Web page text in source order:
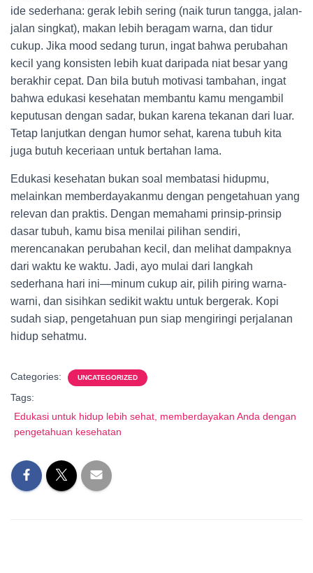
ide sederhana: gerak lebih sering (naik turun tangga, jalan-
jalan singkat), makan lebih beragam warna, dan tidur
cukup. Jika mood sedang turun, ingat bahwa perubahan
kecil yang konsisten lebih kuat daripada niat besar yang
berakhir cepat. Dan bila butuh motivasi tambahan, ingat
bahwa edukasi kesehatan membantu kamu mengambil
keputusan dengan sadar, bukan karena tekanan dari luar.
Tetap lanjutkan dengan humor sehat, karena tubuh kita
juga butuh keceriaan untuk bertahan lama.
Edukasi kesehatan bukan soal membatasi hidupmu,
melainkan memberdayakanmu dengan pengetahuan yang
relevan dan praktis. Dengan memahami prinsip-prinsip
dasar tubuh, kamu bisa menilai pilihan sendiri,
merencanakan perubahan kecil, dan melihat dampaknya
dari waktu ke waktu. Jadi, ayo mulai dari langkah
sederhana hari ini—minum cukup air, pilih piring warna-
warni, dan sisihkan sedikit waktu untuk bergerak. Kopi
sudah siap, pengetahuan pun siap mengiringi perjalanan
hidup sehatmu.
Categories: UNCATEGORIZED
Tags:
Edukasi untuk hidup lebih sehat, memberdayakan Anda dengan
pengetahuan kesehatan